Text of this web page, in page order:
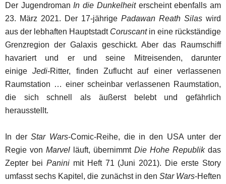
Der Jugendroman In die Dunkelheiterscheint ebenfalls am
23. März 2021. Der 17-jährige Padawan Reath Silas wird
aus der lebhaften Hauptstadt Coruscantin eine rückständige
Grenzregion der Galaxis geschickt. Aber das Raumschiff
havariert und er und seine Mitreisenden, darunter
einigeJedi-Ritter, finden Zuflucht auf einer verlassenen
Raumstation … einer scheinbar verlassenen Raumstation,
die sich schnell als äußerst belebt und gefährlich
herausstellt.
In derStar Wars-Comic-Reihe, die in den USA unter der
Regie von Marvel läuft, übernimmt Die Hohe Republikdas
Zepter bei Paninimit Heft 71 (Juni 2021). Die erste Story
umfasst sechs Kapitel, die zunächst in den Star Wars-Heften